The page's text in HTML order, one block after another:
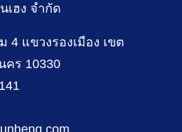
เฮง จำกัด
4 แขวงรองเมือง เขต
คร 10330